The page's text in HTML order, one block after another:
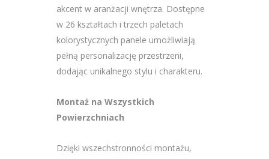
akcent w aranżacji wnętrza. Dostępne
w 26 kształtach i trzech paletach
kolorystycznych panele umożliwiają
pełną personalizację przestrzeni,
dodając unikalnego stylu i charakteru.
Montaż na Wszystkich
Powierzchniach
Dzięki wszechstronności montażu,